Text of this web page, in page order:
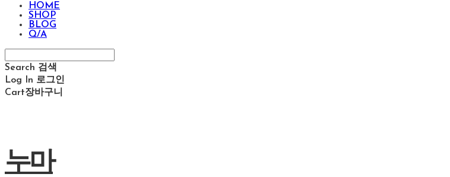
HOME
SHOP
BLOG
Q/A
Search 검색
Log In 로그인
Cart장바구니
누마